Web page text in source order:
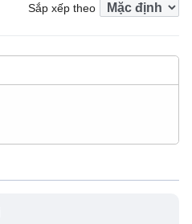
Sắp xếp theo